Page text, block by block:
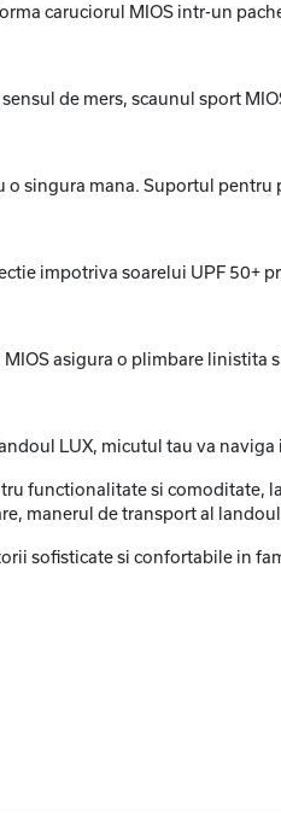
caruciorul MIOS intr-un
de mers, scaunul sport
singura mana. Suportul
impotriva soarelui UPF 50+
asigura o plimbare linistita
LUX, micutul tau va naviga
functionalitate si comoditate,
manerul de transport al
sofisticate si confortabile in